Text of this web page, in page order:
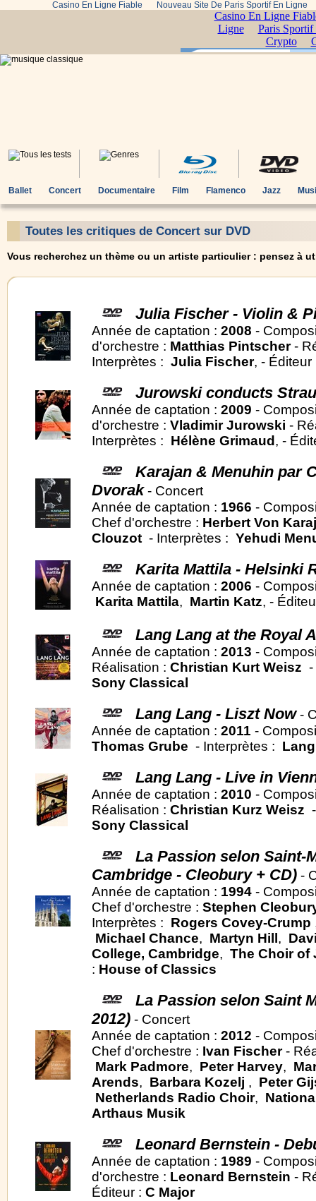
Casino En Ligne Fiable Nouveau Site De Paris Sportif En Ligne
Ballet Concert Documentaire Film Flamenco Jazz
Toutes les critiques de Concert sur DVD
Vous recherchez un thème ou un artiste particulier : pensez à
Julia Fischer - Violin &
Année de captation : 2008 -
d'orchestre : Matthias Pintscher-
Interprètes : Julia Fischer, -
Jurowski conducts
Année de captation : 2009 -
d'orchestre : Vladimir Jurowski -
Interprètes : Hélène Grimaud , -
Karajan & Menuhin par
Dvorak- Concert
Année de captation : 1966 -
Chef d'orchestre : Herbert Von
Clouzot - Interprètes : Yehudi
Karita Mattila - Helsinki
Année de captation : 2006 -
Karita Mattila, Martin Katz, -
Lang Lang at the Royal
Année de captation : 2013 -
Réalisation : Christian Kurt Weisz
Sony Classical
Lang Lang - Liszt Now-
Année de captation : 2011 -
Thomas Grube - Interprètes :
Lang Lang - Live in
Année de captation : 2010 -
Réalisation : Christian Kurz Weisz
Sony Classical
La Passion selon Saint-
Cambridge - Cleobury + CD) -
Année de captation : 1994 -
Chef d'orchestre : Stephen
Interprètes : Rogers Covey-Crump
Michael Chance, Martyn Hill ,
College, Cambridge, The Choir of
: House of Classics
La Passion selon Saint
2012) - Concert
Année de captation : 2012 -
Chef d'orchestre : Ivan Fischer-
Mark Padmore, Peter Harvey,
Arends, Barbara Kozelj , Peter
Netherlands Radio Choir,
Arthaus Musik
Leonard Bernstein -
Année de captation : 1989 -
d'orchestre : Leonard Bernstein -
Éditeur : C Major